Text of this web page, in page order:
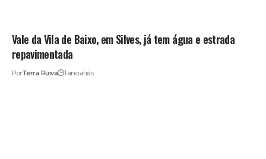
Vale da Vila de Baixo, em Silves, já tem água e estrada
repavimentada
PorTerra Ruiva 1 ano atrás